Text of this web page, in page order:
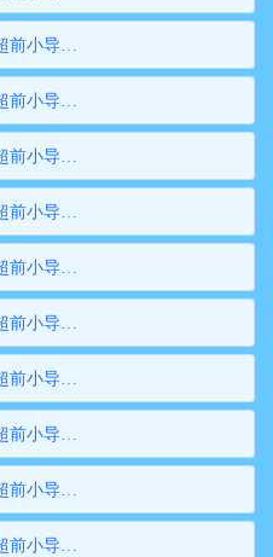
长治地质根管,长治钢花管,长治超前小导管,长治边坡支护管,长治钢管桩,长治隧道注浆管,长治管棚管
潞城地质根管,潞城钢花管,潞城超前小导管,潞城边坡支护管,潞城钢管桩,潞城隧道注浆管,潞城管棚管
晋城地质根管,晋城钢花管,晋城超前小导管,晋城边坡支护管,晋城钢管桩,晋城隧道注浆管,晋城管棚管
高平地质根管,高平钢花管,高平超前小导管,高平边坡支护管,高平钢管桩,高平隧道注浆管,高平管棚管
朔州地质根管,朔州钢花管,朔州超前小导管,朔州边坡支护管,朔州钢管桩,朔州隧道注浆管,朔州管棚管
朔城地质根管,朔城钢花管,朔城超前小导管,朔城边坡支护管,朔城钢管桩,朔城隧道注浆管,朔城管棚管
平鲁地质根管,平鲁钢花管,平鲁超前小导管,平鲁边坡支护管,平鲁钢管桩,平鲁隧道注浆管,平鲁管棚管
怀仁地质根管,怀仁钢花管,怀仁超前小导管,怀仁边坡支护管,怀仁钢管桩,怀仁隧道注浆管,怀仁管棚管
晋中地质根管,晋中钢花管,晋中超前小导管,晋中边坡支护管,晋中钢管桩,晋中隧道注浆管,晋中管棚管
榆次地质根管,榆次钢花管,榆次超前小导管,榆次边坡支护管,榆次钢管桩,榆次隧道注浆管,榆次管棚管